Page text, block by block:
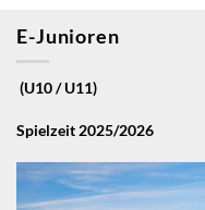
E-Junioren
(U10 / U11)
Spielzeit 2025/2026